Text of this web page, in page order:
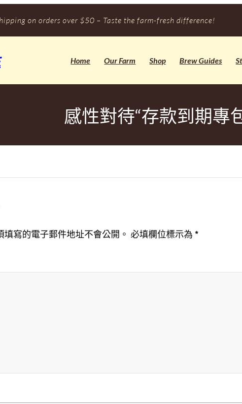
on orders over $50 – Taste the farm-fresh difference!
Home Our Farm Shop Brew Guides
感性對待“存款到期專
填寫的電子郵件地址不會公開。 必填欄位標示為 *